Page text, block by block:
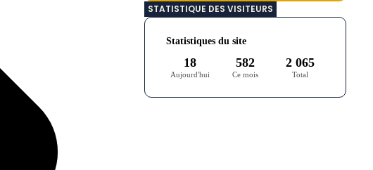
STATISTIQUE DES VISITEURS
Statistiques du site
18
Aujourd'hui
582
Ce mois
2 065
Total